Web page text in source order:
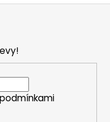
podmínkami